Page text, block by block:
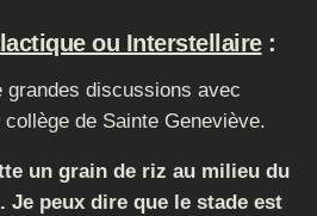
ou Interstellaire:
discussions avec
de Sainte Geneviève.
un grain de riz au milieu du
Je peux dire que le stade est